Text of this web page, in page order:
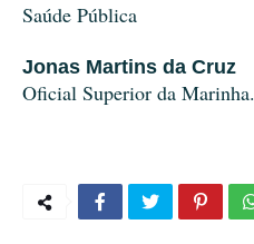
Saúde Pública
Jonas Martins da Cruz
Oficial Superior da Marinha.